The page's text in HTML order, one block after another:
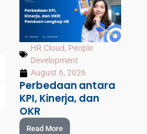
HR Cloud, People
Development
August 6, 2026
Perbedaan antara
KPI, Kinerja, dan
OKR
Read More